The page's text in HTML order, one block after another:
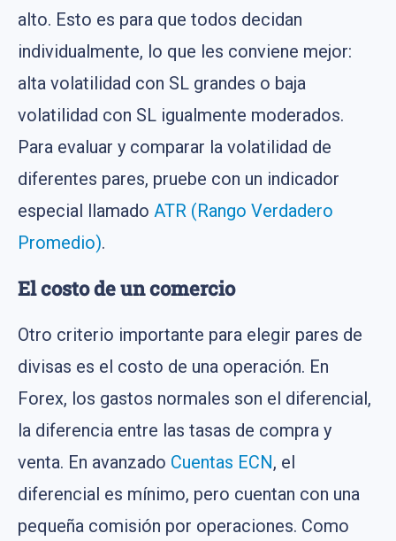
alto. Esto es para que todos decidan
individualmente, lo que les conviene mejor:
alta volatilidad con SL grandes o baja
volatilidad con SL igualmente moderados.
Para evaluar y comparar la volatilidad de
diferentes pares, pruebe con un indicador
especial llamado ATR (Rango Verdadero
Promedio).
El costo de un comercio
Otro criterio importante para elegir pares de
divisas es el costo de una operación. En
Forex, los gastos normales son el diferencial,
la diferencia entre las tasas de compra y
venta. En avanzado Cuentas ECN, el
diferencial es mínimo, pero cuentan con una
pequeña comisión por operaciones. Como